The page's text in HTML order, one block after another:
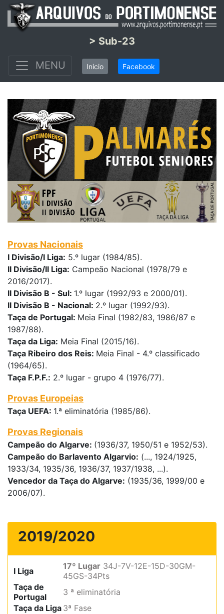
> Sub-23
MENU
Inicio Facebook
Provas Nacionais
I Divisão/I Liga: 5.º lugar (1984/85).
II Divisão/II Liga: Campeão Nacional (1978/79 e
2016/2017).
II Divisão B - Sul: 1.º lugar (1992/93 e 2000/01).
II Divisão B - Nacional: 2.º lugar (1992/93).
Taça de Portugal: Meia Final (1982/83, 1986/87 e
1987/88).
Taça da Liga: Meia Final (2015/16).
Taça Ribeiro dos Reis: Meia Final - 4.º classificado
(1964/65).
Taça F.P.F.: 2.º lugar - grupo 4 (1976/77).
Provas Europeias
Taça UEFA: 1.ª eliminatória (1985/86).
Provas Regionais
Campeão do Algarve: (1936/37, 1950/51 e 1952/53).
Campeão do Barlavento Algarvio: (..., 1924/1925,
1933/34, 1935/36, 1936/37, 1937/1938, ...).
Vencedor da Taça do Algarve: (1935/36, 1999/00 e
2006/07).
2019/2020
I Liga 17º Lugar 34J-7V-12E-15D-30GM-
45GS-34Pts
Taça de
Portugal
3 ª eliminatória
Taça da Liga 3ª Fase